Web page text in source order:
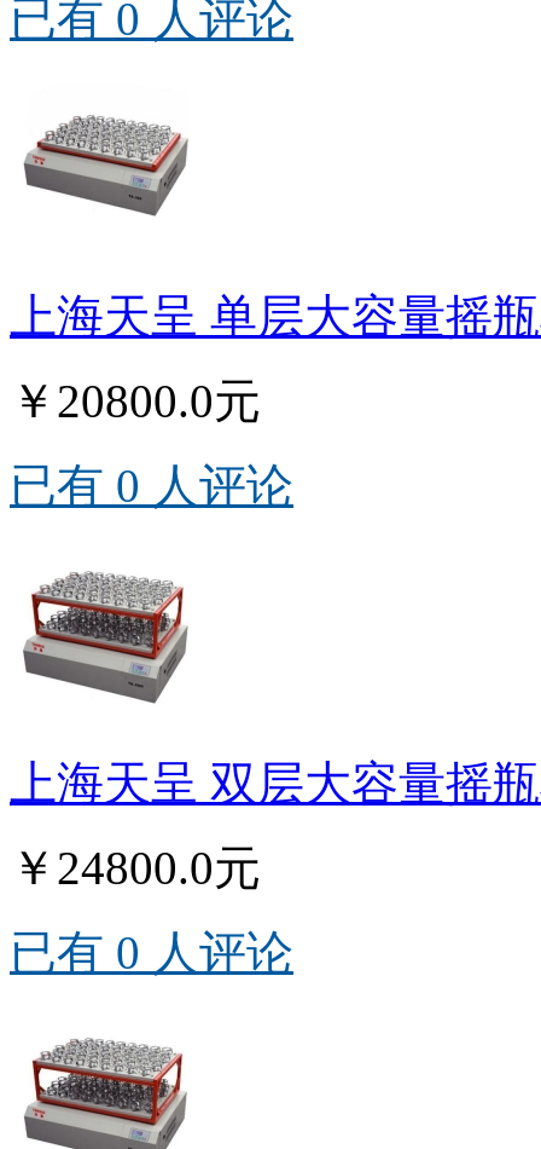
已有 0 人评论
上海天呈 单层大容量摇
￥20800.0元
已有 0 人评论
上海天呈 双层大容量摇
￥24800.0元
已有 0 人评论